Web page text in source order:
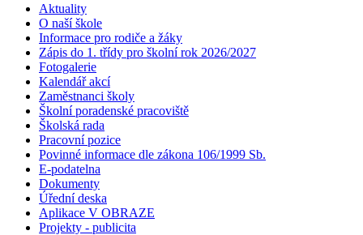
Aktuality
O naší škole
Informace pro rodiče a žáky
Zápis do 1. třídy pro školní rok 2026/2027
Fotogalerie
Kalendář akcí
Zaměstnanci školy
Školní poradenské pracoviště
Školská rada
Pracovní pozice
Povinné informace dle zákona 106/1999 Sb.
E-podatelna
Dokumenty
Úřední deska
Aplikace V OBRAZE
Projekty - publicita